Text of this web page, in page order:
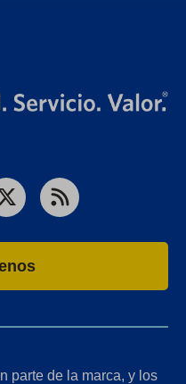
X RSS
parte de la marca, y los